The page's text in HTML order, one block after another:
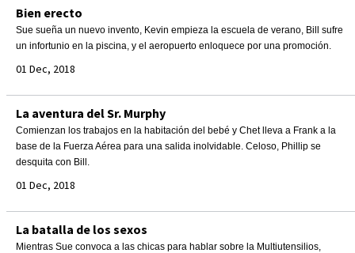
Bien erecto
Sue sueña un nuevo invento, Kevin empieza la escuela de verano, Bill sufre
un infortunio en la piscina, y el aeropuerto enloquece por una promoción.
01 Dec, 2018
La aventura del Sr. Murphy
Comienzan los trabajos en la habitación del bebé y Chet lleva a Frank a la
base de la Fuerza Aérea para una salida inolvidable. Celoso, Phillip se
desquita con Bill.
01 Dec, 2018
La batalla de los sexos
Mientras Sue convoca a las chicas para hablar sobre la Multiutensilios,